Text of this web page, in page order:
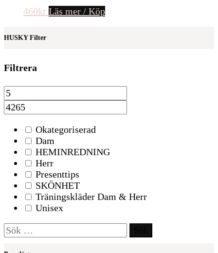
460kr Läs mer / Köp
HUSKY Filter
Filtrera
Okategoriserad
Dam
HEMINREDNING
Herr
Presenttips
SKÖNHET
Träningskläder Dam & Herr
Unisex
Sök
efter: